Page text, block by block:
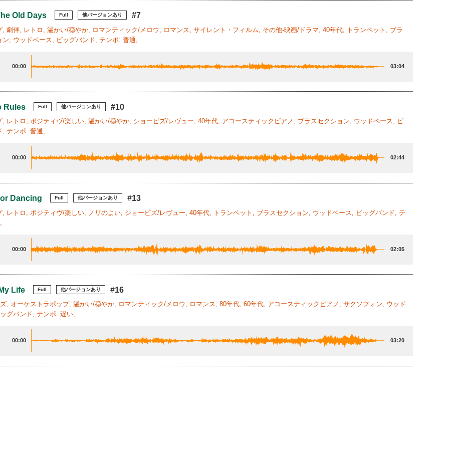
Old Days Full 他バージョンあり #7
, 劇伴, レトロ, 温かい/穏やか, ロマンティック/メロウ, ロマンス, サイレント・フィルム, その他-映画/ドラマ, 40年代, トランペット, ブラ
ン, ウッドベース, ビッグバンド, テンポ: 普通,
00:00 03:04
Rules Full 他バージョンあり #10
, レトロ, ポジティヴ/楽しい, 温かい/穏やか, ショービズ/レヴュー, 40年代, アコースティックピアノ, ブラスセクション, ウッドベース, ビ
, テンポ: 普通,
00:00 02:44
Dancing Full 他バージョンあり #13
, レトロ, ポジティヴ/楽しい, ノリのよい, ショービズ/レヴュー, 40年代, トランペット, ブラスセクション, ウッドベース, ビッグバンド, テ
00:00 02:05
Life Full 他バージョンあり #16
, オーケストラポップ, 温かい/穏やか, ロマンティック/メロウ, ロマンス, 80年代, 60年代, アコースティックピアノ, サクソフォン, ウッド
グバンド, テンポ: 遅い,
00:00 03:20